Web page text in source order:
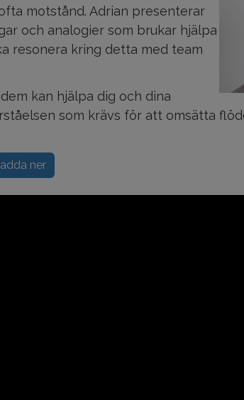
motstånd. Adrian presenterar
och analogier som brukar hjälpa
resonera kring detta med team
kan hjälpa dig och dina
som krävs för att omsätta
ner